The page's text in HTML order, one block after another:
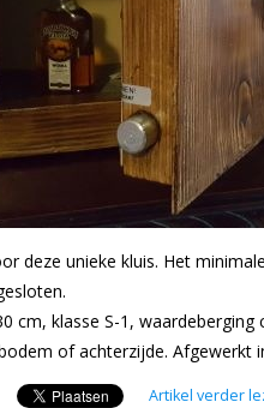
deze unieke kluis. Het
cm, klasse S-1,
of achterzijde. Afgewerkt
Artikel verder